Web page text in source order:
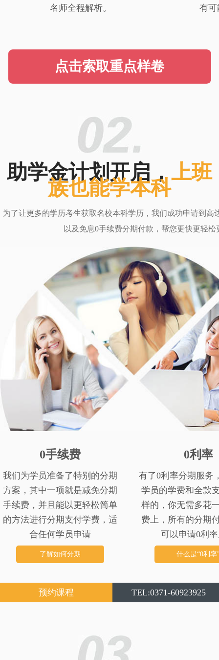
名师全程解析。
有可
点击索取重点样卷
助学金计划开启，上班
族也能学本科
为了让更多的学历考生获取名校本科学历，我们成功申请到高
以及免息0手续费分期付款，帮您更快更轻松
0手续费
我们为学员准备了特别的分期
方案，其中一项就是减免分期
手续费，并且能以更轻松简单
的方法进行分期支付学费，适
合任何学员申请
了解如何分期
0利率
有了0利率分期服务
学员的学费和全款
样的，你无需多花
费上，所有的分期
可以申请0利
什么是“0利率
预约课程 TEL:0371-60923925